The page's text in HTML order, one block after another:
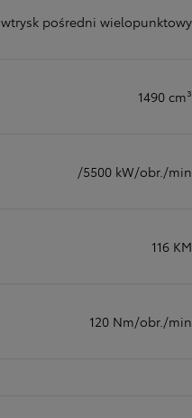
wtrysk pośredni wielopunktowy
1490 cm³
/5500 kW/obr./min
116 KM
120 Nm/obr./min